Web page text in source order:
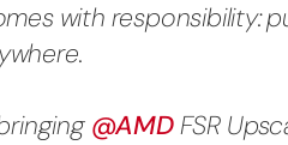
with responsibility:
@AMDFSR